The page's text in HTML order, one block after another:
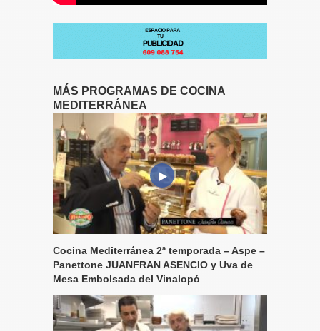
MÁS PROGRAMAS DE COCINA
MEDITERRÁNEA
Cocina Mediterránea 2ª temporada – Aspe –
Panettone JUANFRAN ASENCIO y Uva de
Mesa Embolsada del Vinalopó